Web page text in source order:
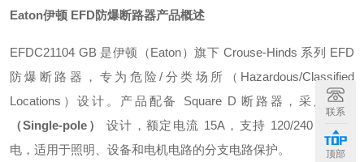
Eaton伊顿 EFD防爆断路器产品概述
EFDC21104 GB 是伊顿（Eaton）旗下 Crouse-Hinds 系列 EFD
防爆断路器，专为危险/分类场所（Hazardous/Classified
Locations）设计 。产品配备 Square D 断路器，采用单极
（Single-pole）
设计，额定电流 15A，支持 120/240 Vac 供
电，适用于照明、设备和电机电路的分支电路保护。
联系
顶部